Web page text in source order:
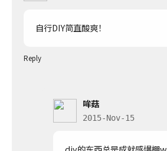
自行DIY简直酸爽！
Reply
哞菇
2015-Nov-15